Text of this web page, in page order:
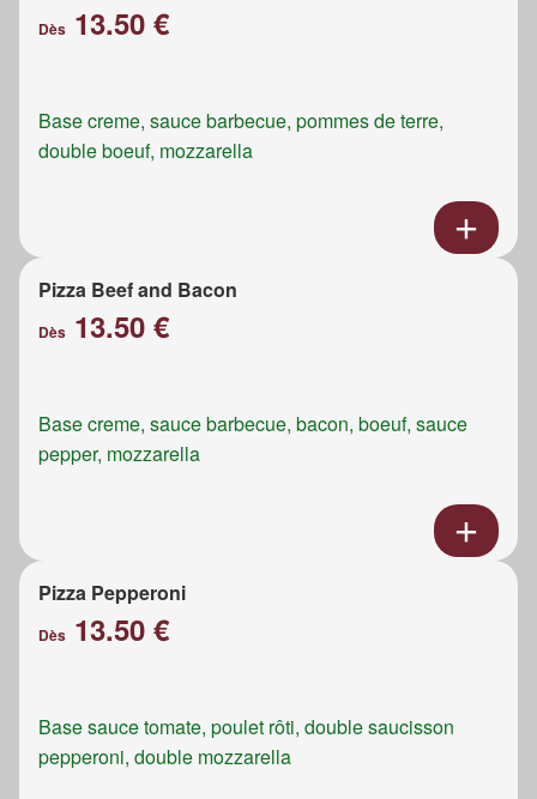
Dès 13.50 €
Base creme, sauce barbecue, pommes de terre,
double boeuf, mozzarella
Pizza Beef and Bacon
Dès 13.50 €
Base creme, sauce barbecue, bacon, boeuf, sauce
pepper, mozzarella
Pizza Pepperoni
Dès 13.50 €
Base sauce tomate, poulet rôti, double saucisson
pepperoni, double mozzarella